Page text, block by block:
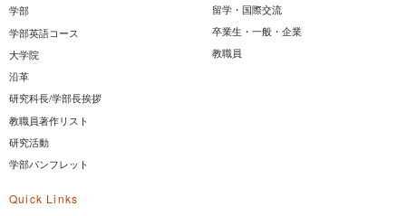
学部
学部英語コース
大学院
沿革
研究科長/学部長挨拶
教職員著作リスト
研究活動
学部パンフレット
留学・国際交流
卒業生・一般・企業
教職員
Quick Links